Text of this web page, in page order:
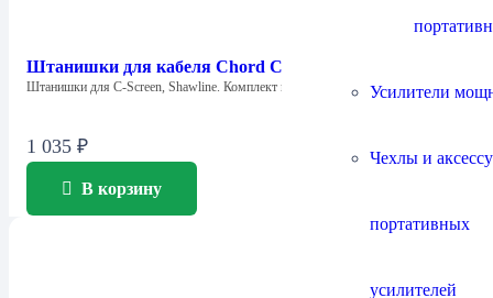
Усилители
Чехлы и
портативных
усилителей
Штанишки для кабеля Chord Company Little Trousers
Штанишки для C-Screen, Shawline. Комплект из…
1 035 ₽
В корзину